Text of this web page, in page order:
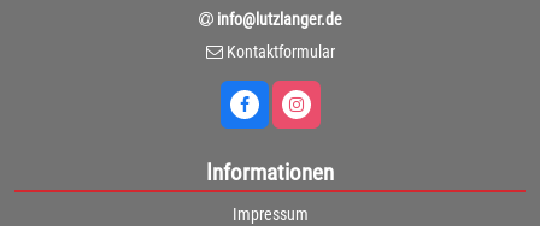
info@lutzlanger.de
Kontaktformular
Informationen
Impressum